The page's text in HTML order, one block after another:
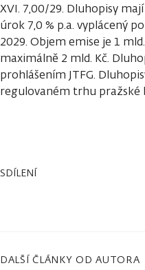
XVI. 7,00/29. Dluhopisy
úrok 7,0 % p.a. vyplácený
2029. Objem emise je 1
maximálně 2 mld. Kč.
prohlášením JTFG.
regulovaném trhu pražské
SDÍLENÍ
DALŠÍ ČLÁNKY OD AUTORA